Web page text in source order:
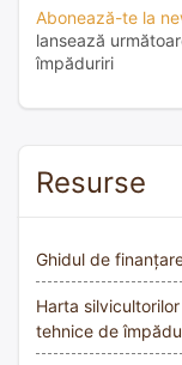
Abonează-te la
lansează
împăduriri
Resurse
Ghidul de
Harta
tehnice de